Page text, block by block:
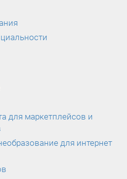
для маркетплейсов и
для интернет